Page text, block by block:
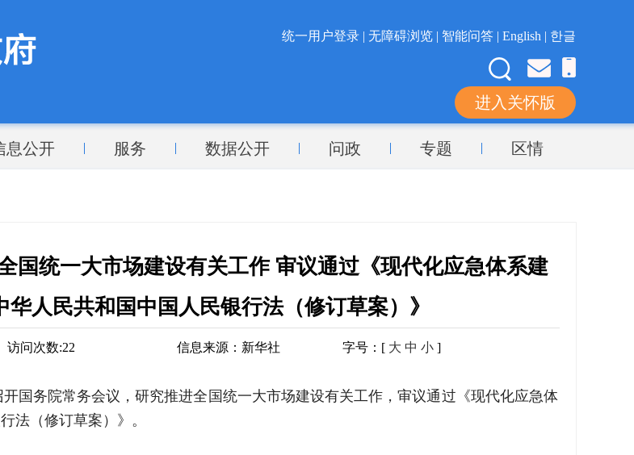
统一用户登录 | 无障碍浏览 | 智能问答 | English | 한글
进入关怀版
息公开 服务 数据公开 问政 专题 区情
国统一大市场建设有关工作 审议通过《现代化应急体系建
人民共和国中国人民银行法（修订草案）》
访问次数:22 信息来源： 新华社 字号：[ 大 中 小 ]
国务院常务会议，研究推进全国统一大市场建设有关工作，审议通过《现代化应急体
法（修订草案）》。